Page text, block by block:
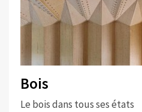
Bois
Le bois dans tous ses états